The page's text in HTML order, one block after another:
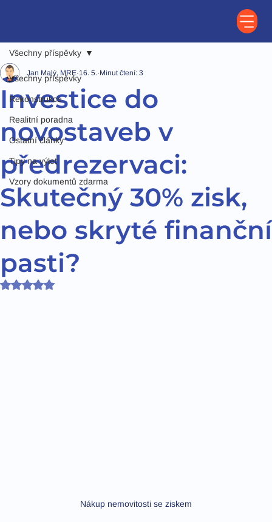
Všechny příspěvky
Rekonstrukce
Realitní poradna
Ostatní články
Tipy na výlet
Vzory dokumentů zdarma
Všechny příspěvky
Investice do
novostaveb v
předrezervaci:
Skutečný 30% zisk,
nebo skryté finanční
pasti?
Jan Malý, MRE 16. 5. Minut čtení: 3
Hodnoceno NaN z 5 hvězdiček.
Nákup nemovitosti se ziskem